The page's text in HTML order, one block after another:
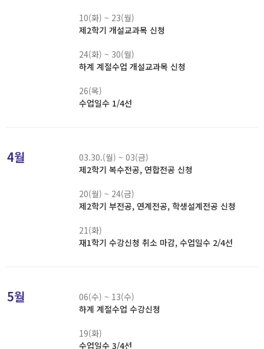
10(화) ~ 23(월)
제2학기 개설교과목 신청
24(화) ~ 30(월)
하계 계절수업 개설교과목 신청
26(목)
수업일수 1/4선
4월
03.30.(월) ~ 03(금)
제2학기 복수전공, 연합전공 신청
20(월) ~ 24(금)
제2학기 부전공, 연계전공, 학생설계전공 신청
21(화)
재1학기 수강신청 취소 마감, 수업일수 2/4선
5월
06(수) ~ 13(수)
하계 계절수업 수강신청
19(화)
수업일수 3/4선